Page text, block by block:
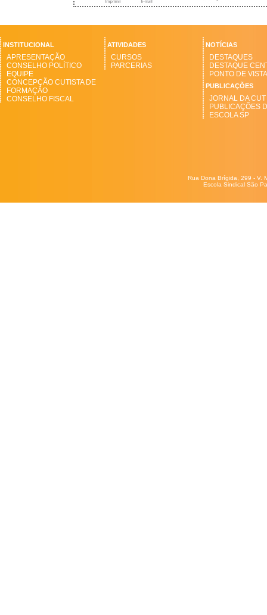
INSTITUCIONAL
APRESENTAÇÃO
CONSELHO POLÍTICO
EQUIPE
CONCEPÇÃO CUTISTA DE
FORMAÇÃO
CONSELHO FISCAL
ATIVIDADES
CURSOS
PARCERIAS
NOTÍCIAS
DESTAQUES
DESTAQUE
PONTO DE VISTA
PUBLICAÇÕES
JORNAL DA CUT
PUBLICAÇÕES
ESCOLA SP
Rua Dona Brígida, 299 - V.
Escola Sindical São